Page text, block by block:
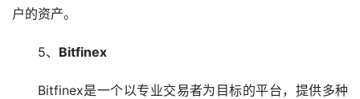
户的资产。
5、 Bitfinex
Bitfinex是一个以专业交易者为目标的平台，提供多种